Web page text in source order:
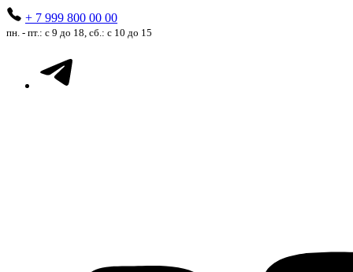
+ 7 999 800 00 00
пн. - пт.: с 9 до 18, сб.: с 10 до 15